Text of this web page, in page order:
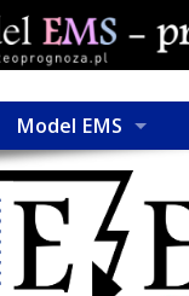
Model EMS